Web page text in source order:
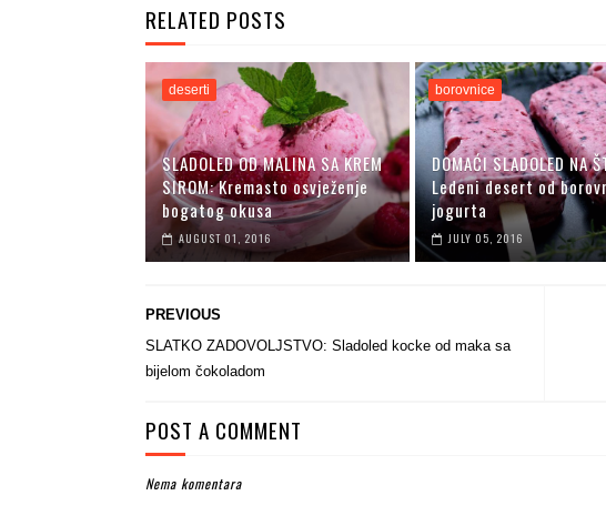
RELATED POSTS
deserti
SLADOLED OD MALINA SA KREM
SIROM: Kremasto osvježenje
bogatog okusa
AUGUST 01, 2016
borovnice
DOMAĆI SLADOLED NA
Ledeni desert od
jogurta
JULY 05, 2016
PREVIOUS
SLATKO ZADOVOLJSTVO: Sladoled kocke od maka sa
bijelom čokoladom
POST A COMMENT
Nema komentara